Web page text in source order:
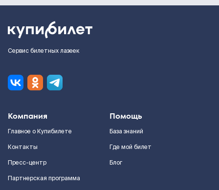
Сервис билетных лазеек
Компания
Главное о Купибилете
Контакты
Пресс-центр
Партнерская программа
Помощь
База знаний
Где мой билет
Блог